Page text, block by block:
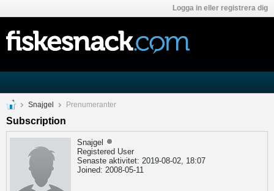
Logga in eller registrera dig
Snajgel Prenumeranter
Subscription
Snajgel
Registered User
Senaste aktivitet: 2019-08-02, 18:07
Joined: 2008-05-11